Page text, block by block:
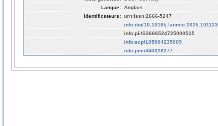
Langue: Anglais
Identificateurs: urn:issn:2666-5247
info:doi/10.1016/j.lanmic.2025.101123
info:pii/S2666524725000515
info:scp/105004235009
info:pmid/40328277